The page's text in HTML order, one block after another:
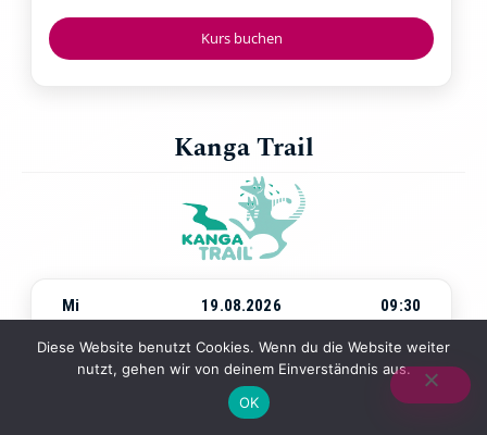
Kurs buchen
Kanga Trail
Mi 19.08.2026
09:30
Beginn:Mittwoch, 19.08.2026um09:30 Uhr
Ort:Jena Paradies
4-Wochen-Kurs
--- Walking & Kraftübungen in der Natur
Diese Website benutzt Cookies. Wenn du die Website weiter
nutzt, gehen wir von deinem Einverständnis aus.
OK